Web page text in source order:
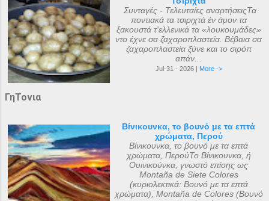
Συνταγές - Τελευταίες αναρτήσειςΤα
ποντιακά τα τσιριχτά έν άμον τα
ξακουστά τ'ελλενικά τα «λουκουμάδες»
ντο έχνε σα ζαχαροπλαστεία. Βέβαια σα
ζαχαροπλαστεία ξ̌ύνε και το σιρόπ
απάν...
Jul-31 - 2026 | More ->
ΓηΤονια
Βίνικουνκα, το βουνό με τα επτά
χρώματα, Περού
Βίνικουνκα, το βουνό με τα επτά
χρώματα, ΠερούΤο Βίνικουνκα, ή
Ουινικούνκα, γνωστό επίσης ως
Montaña de Siete Colores
(κυριολεκτικά: Βουνό με τα επτά
χρώματα), Montaña de Colores (Βουνό